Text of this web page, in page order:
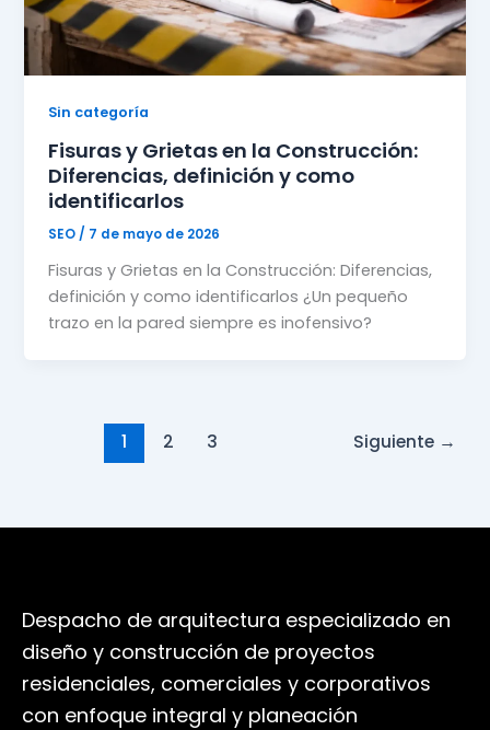
Sin categoría
Fisuras y Grietas en la Construcción:
Diferencias, definición y como
identificarlos
SEO / 7 de mayo de 2026
Fisuras y Grietas en la Construcción: Diferencias,
definición y como identificarlos ¿Un pequeño
trazo en la pared siempre es inofensivo?
1 2 3 Siguiente →
Despacho de arquitectura especializado en
diseño y construcción de proyectos
residenciales, comerciales y corporativos
con enfoque integral y planeación